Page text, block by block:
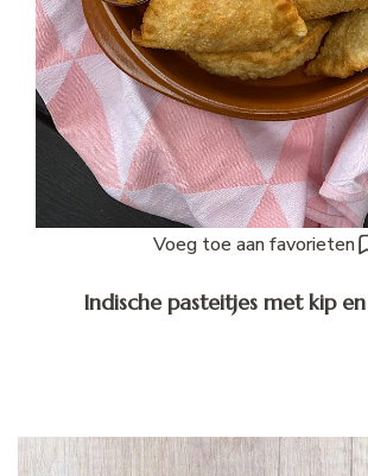
Voeg toe aan favorieten
Indische pasteitjes met kip